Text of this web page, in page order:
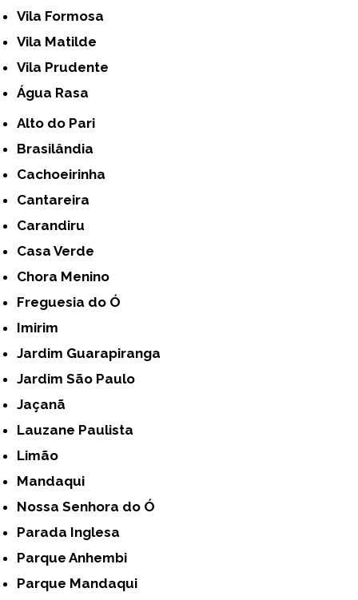
Vila Formosa
Vila Matilde
Vila Prudente
Água Rasa
Alto do Pari
Brasilândia
Cachoeirinha
Cantareira
Carandiru
Casa Verde
Chora Menino
Freguesia do Ó
Imirim
Jardim Guarapiranga
Jardim São Paulo
Jaçanã
Lauzane Paulista
Limão
Mandaqui
Nossa Senhora do Ó
Parada Inglesa
Parque Anhembi
Parque Mandaqui